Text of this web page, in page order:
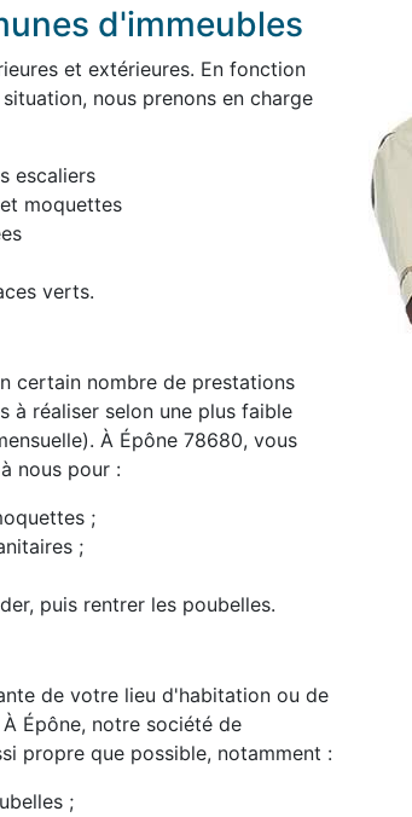
d'immeubles
et extérieures. En fonction
nous prenons en charge
escaliers
moquettes
verts.
certain nombre de prestations
à réaliser selon une plus faible
À Épône 78680, vous
nous pour :
;
;
puis rentrer les poubelles.
de votre lieu d'habitation ou de
Épône, notre société de
propre que possible, notamment :
;